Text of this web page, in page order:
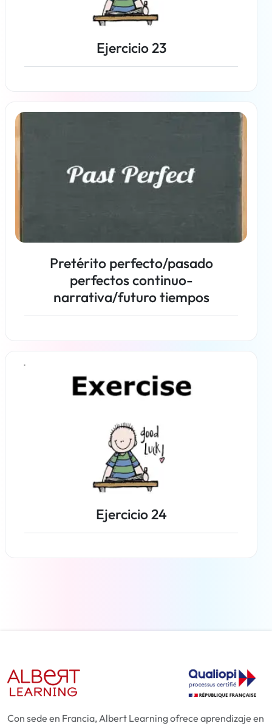
Ejercicio 23
Más información
Pretérito perfecto/pasado
perfectos continuo-
narrativa/futuro tiempos
Ejercicio 24
Con sede en Francia, Albert Learning ofrece aprendizaje en